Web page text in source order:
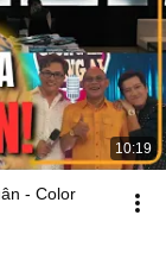
10:19
- Color